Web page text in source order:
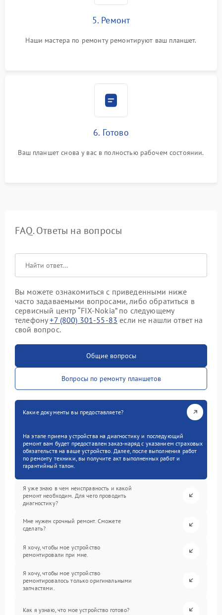
5. Ремонт
Наши мастера по ремонту ремонтируют ваш планшет.
6. Готово
Ваш планшет снова у вас в полностью рабочем состоянии.
FAQ. Ответы на вопросы
Вы можете ознакомиться с приведенными ниже
часто задаваемыми вопросами, либо обратиться в
сервисный центр “FIX-Nokia” по следующему
телефону+7 (800) 301-55-83 если не нашли ответ на
свой вопрос.
Общие вопросы
Вопросы по ремонту планшетов
Какие документы вы предоставляете?
На этапе приема устройства на диагностику и последующий
ремонт вам будет предоставлен заказ-наряд с указанием страховых
обязательств на ваше устройство. Далее, после выполнения работ
по ремонту техники, вы получите акт выполненных работ и
гарантийный талон.
Я уже знаю в чем неисправность и какой
ремонт необходим. Для чего проводить
диагностику?
Мне нужен срочный ремонт. Сможете
сделать?
Я хочу, чтобы мое устройство
ремонтировали при мне.
Я хочу, чтобы мое устройство
ремонтировалось только оригинальными
запчастями.
Как я узнаю, что мое устройство готово?